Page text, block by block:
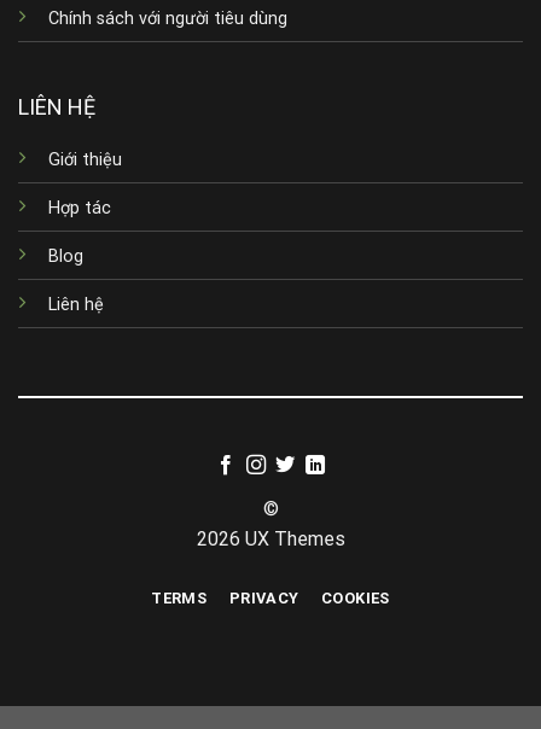
Chính sách với người tiêu dùng
LIÊN HỆ
Giới thiệu
Hợp tác
Blog
Liên hệ
©
2026 UX Themes
TERMS PRIVACY COOKIES